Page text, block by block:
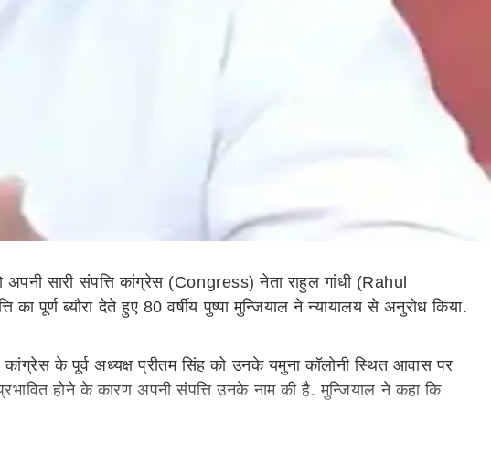
सारी संपत्ति कांग्रेस (Congress) नेता राहुल गांधी (Rahul
पूर्ण ब्यौरा देते हुए 80 वर्षीय पुष्पा मुन्जियाल ने न्यायालय से अनुरोध किया.
कांग्रेस के पूर्व अध्यक्ष प्रीतम सिंह को उनके यमुना कॉलोनी स्थित आवास पर
होने के कारण अपनी संपत्ति उनके नाम की है. मुन्जियाल ने कहा कि